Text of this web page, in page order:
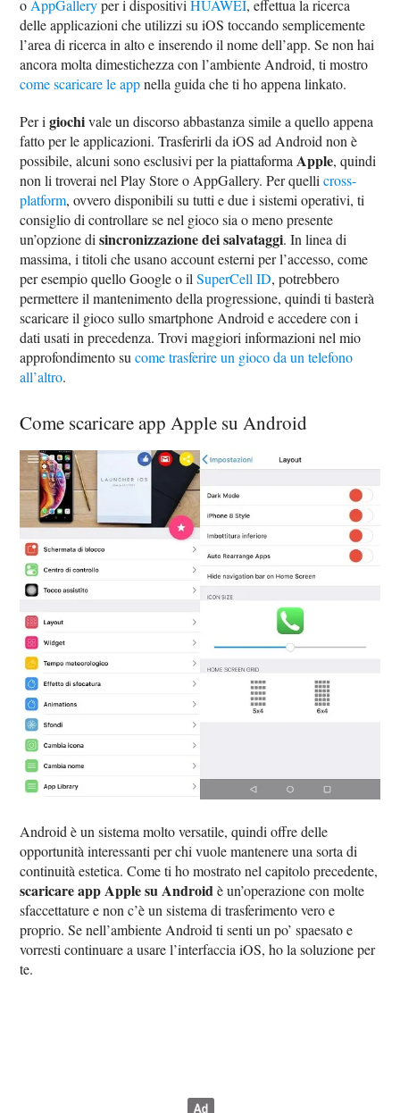
oAppGalleryper i dispositiviHUAWEI, effettua la ricerca
delle applicazioni che utilizzi su iOS toccando semplicemente
l’area di ricerca in alto e inserendo il nome dell’app. Se non hai
ancora molta dimestichezza con l’ambiente Android, ti mostro
come scaricare le appnella guida che ti ho appena linkato.
Per igiochivale un discorso abbastanza simile a quello appena
fatto per le applicazioni. Trasferirli da iOS ad Android non è
possibile, alcuni sono esclusivi per la piattaformaApple, quindi
non li troverai nel Play Store o AppGallery. Per quellicross-
platform, ovvero disponibili su tutti e due i sistemi operativi, ti
consiglio di controllare se nel gioco sia o meno presente
un’opzione disincronizzazione dei salvataggi. In linea di
massima, i titoli che usano account esterni per l’accesso, come
per esempio quello Google o ilSuperCell ID, potrebbero
permettere il mantenimento della progressione, quindi ti basterà
scaricare il gioco sullo smartphone Android e accedere con i
dati usati in precedenza. Trovi maggiori informazioni nel mio
approfondimento sucome trasferire un gioco da un telefono
all’altro.
Come scaricare app Apple su Android
Android è un sistema molto versatile, quindi offre delle
opportunità interessanti per chi vuole mantenere una sorta di
continuità estetica. Come ti ho mostrato nel capitolo precedente,
scaricare app Apple su Androidè un’operazione con molte
sfaccettature e non c’è un sistema di trasferimento vero e
proprio. Se nell’ambiente Android ti senti un po’ spaesato e
vorresti continuare a usare l’interfaccia iOS, ho la soluzione per
te.